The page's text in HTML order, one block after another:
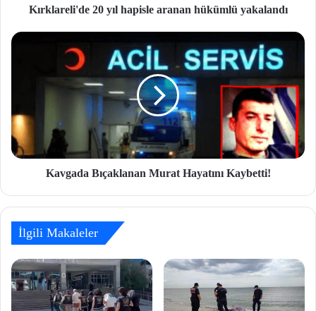
Kırklareli'de 20 yıl hapisle aranan hükümlü yakalandı
Kavgada Bıçaklanan Murat Hayatını Kaybetti!
İlgili Makaleler